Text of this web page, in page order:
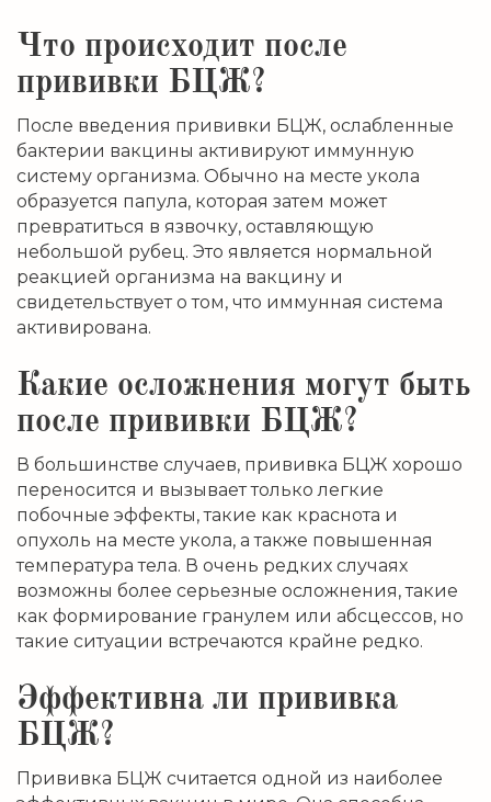
Что происходит после
прививки БЦЖ?
После введения прививки БЦЖ, ослабленные
бактерии вакцины активируют иммунную
систему организма. Обычно на месте укола
образуется папула, которая затем может
превратиться в язвочку, оставляющую
небольшой рубец. Это является нормальной
реакцией организма на вакцину и
свидетельствует о том, что иммунная система
активирована.
Какие осложнения могут быть
после прививки БЦЖ?
В большинстве случаев, прививка БЦЖ хорошо
переносится и вызывает только легкие
побочные эффекты, такие как краснота и
опухоль на месте укола, а также повышенная
температура тела. В очень редких случаях
возможны более серьезные осложнения, такие
как формирование гранулем или абсцессов, но
такие ситуации встречаются крайне редко.
Эффективна ли прививка
БЦЖ?
Прививка БЦЖ считается одной из наиболее